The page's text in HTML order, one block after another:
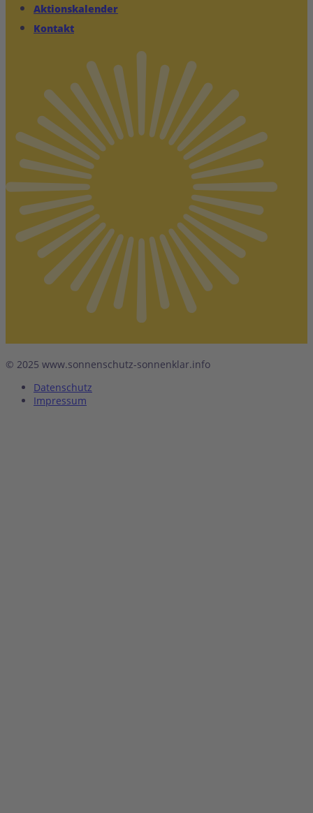
Aktionskalender
Kontakt
© 2025 www.sonnenschutz-sonnenklar.info
Datenschutz
Impressum